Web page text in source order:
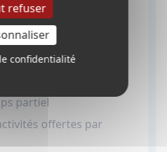
ou au théâtre
des monuments,
marchés, etc.
partiel
offertes par
refuser
confidentialité